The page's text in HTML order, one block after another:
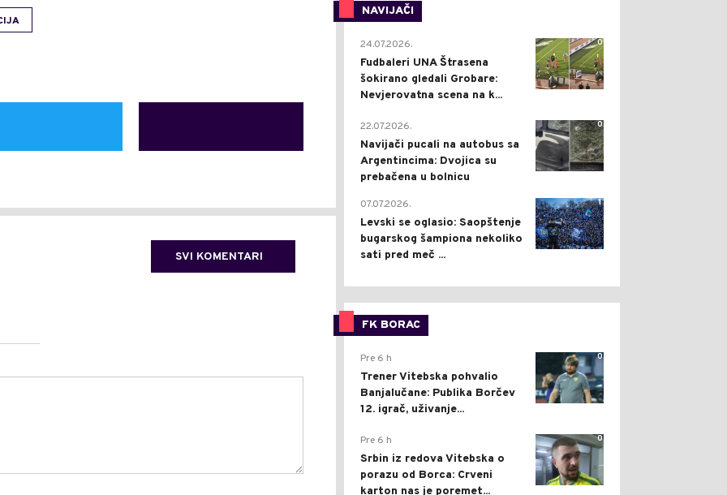
SVI KOMENTARI
NAVIJAČI
0
24.07.2026.
Fudbaleri UNA Štrasena
šokirano gledali Grobare:
Nevjerovatna scena na k...
0
22.07.2026.
Navijači pucali na autobus sa
Argentincima: Dvojica su
prebačena u bolnicu
1
07.07.2026.
Levski se oglasio: Saopštenje
bugarskog šampiona nekoliko
sati pred meč ...
FK BORAC
0
Pre 6 h
Trener Vitebska pohvalio
Banjalučane: Publika Borčev
12. igrač, uživanje...
0
Pre 6 h
Srbin iz redova Vitebska o
porazu od Borca: Crveni
karton nas je poremet...